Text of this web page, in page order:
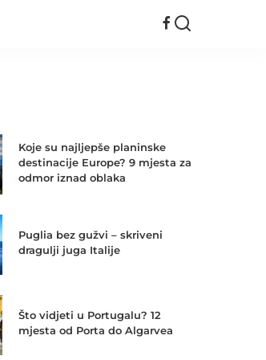
Koje su najljepše planinske
destinacije Europe? 9 mjesta za
odmor iznad oblaka
Puglia bez gužvi – skriveni
dragulji juga Italije
Što vidjeti u Portugalu? 12
mjesta od Porta do Algarvea